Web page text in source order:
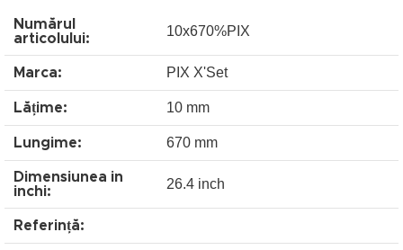
Numărul
articolului:
10x670%PIX
Marca: PIX X'Set
Lățime: 10 mm
Lungime: 670 mm
Dimensiunea in
inchi:
26.4 inch
Referință: